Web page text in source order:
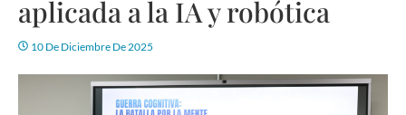
aplicada a la IA y robótica
10 De Diciembre De 2025